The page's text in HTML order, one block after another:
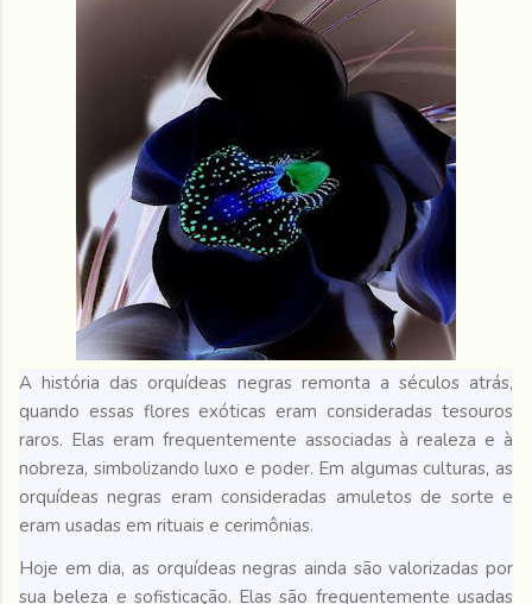
A história das orquídeas negras remonta a séculos atrás,
quando essas flores exóticas eram consideradas tesouros
raros. Elas eram frequentemente associadas à realeza e à
nobreza, simbolizando luxo e poder. Em algumas culturas, as
orquídeas negras eram consideradas amuletos de sorte e
eram usadas em rituais e cerimônias.
Hoje em dia, as orquídeas negras ainda são valorizadas por
sua beleza e sofisticação. Elas são frequentemente usadas